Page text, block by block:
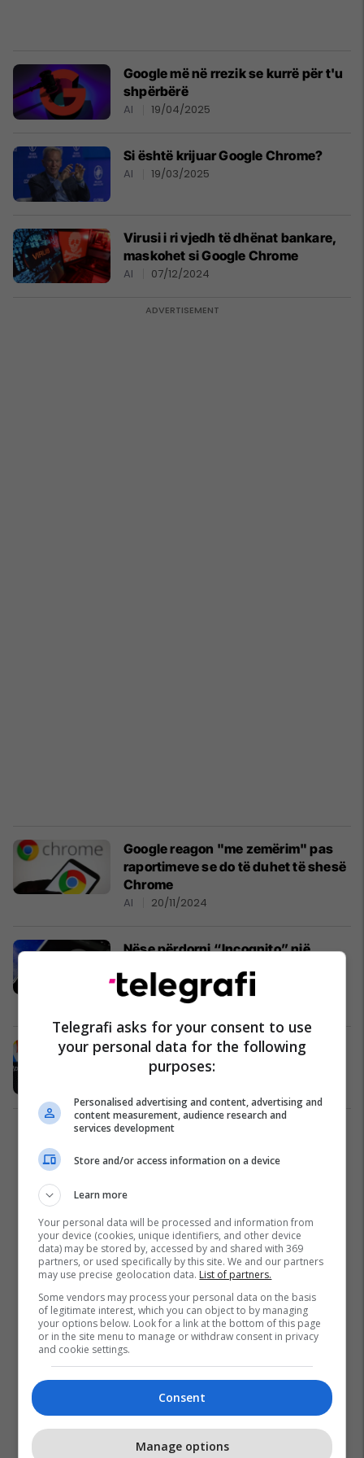
Google më në rrezik se kurrë për t'u
shpërbërë
AI 19/04/2025
Si është krijuar Google Chrome?
AI 19/03/2025
Virusi i ri vjedh të dhënat bankare,
maskohet si Google Chrome
AI 07/12/2024
Google reagon "me zemërim" pas
raportimeve se do të duhet të shesë
Chrome
AI 20/11/2024
Nëse përdorni “Incognito” një
ndodhë
18/09/2024
Chrome për Android po i merr këto
përmirësime
Telegrafi asks for your consent to use
your personal data for the following
purposes:
Personalised advertising and content, advertising and
content measurement, audience research and
services development
Store and/or access information on a device
Learn more
Your personal data will be processed and information from
your device (cookies, unique identifiers, and other device
data) may be stored by, accessed by and shared with 369
partners, or used specifically by this site. We and our partners
may use precise geolocation data. List of partners.
Some vendors may process your personal data on the basis
of legitimate interest, which you can object to by managing
your options below. Look for a link at the bottom of this page
or in the site menu to manage or withdraw consent in privacy
and cookie settings.
Consent
Manage options